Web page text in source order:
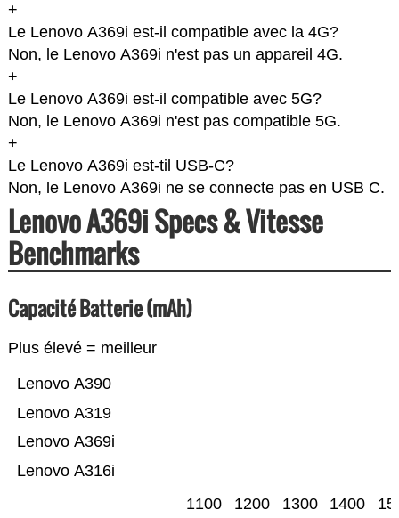
+
Le Lenovo A369i est-il compatible avec la 4G?
Non, le Lenovo A369i n'est pas un appareil 4G.
+
Le Lenovo A369i est-il compatible avec 5G?
Non, le Lenovo A369i n'est pas compatible 5G.
+
Le Lenovo A369i est-til USB-C?
Non, le Lenovo A369i ne se connecte pas en USB C.
Lenovo A369i Specs & Vitesse
Benchmarks
Capacité Batterie (mAh)
Plus élevé = meilleur
Lenovo A316i
Lenovo A369i
Lenovo A319
Lenovo A390
1100 1200 1300 1400